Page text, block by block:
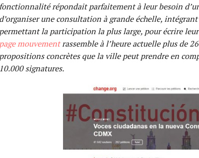
répondait parfaitement à leur besoin
d’organiser une consultation à grande échelle,
permettant la participation la plus large, pour écrire
page mouvementrassemble à l’heure actuelle plus de
propositions concrètes que la ville peut prendre en
10.000 signatures.